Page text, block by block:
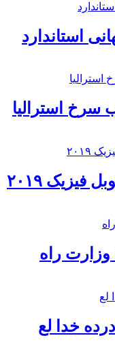
سرخ استرالیا
فیزیک ۲۰۱۹
وزارت راه
خدا لع